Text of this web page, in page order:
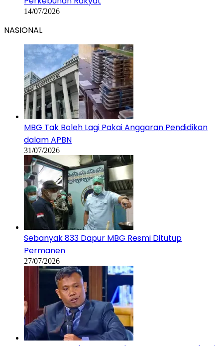
MBG Tak Boleh Lagi Pakai Anggaran Pendidikan
31/07/2026
Sebanyak 833 Dapur MBG Resmi Ditutup
Permanen
27/07/2026
Tawaran RJ, Eks Kuasa Hukum Roy Suryo : Jokowi
Ingin Hindari Sidang Pokok Perkara
27/07/2026